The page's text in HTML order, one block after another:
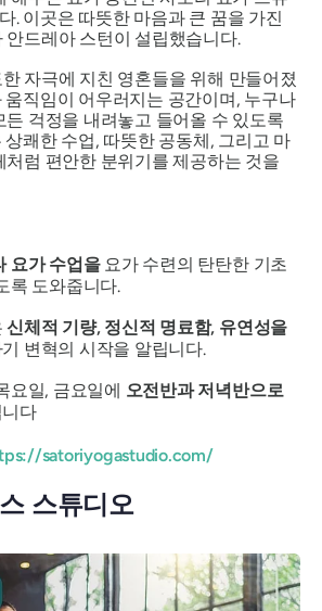
. 이곳은 따뜻한 마음과 큰 꿈을 가진
안드레아 스턴이 설립했습니다.
자극에 지친 영혼들을 위해 만들어졌
움직임이 어우러지는 공간이며, 누구나
든 걱정을 내려놓고 들어올 수 있도록
상쾌한 수업, 따뜻한 공동체, 그리고 마
처럼 편안한 분위기를 제공하는 것을
요가 수업을 요가 수련의 탄탄한 기초
록 도와줍니다.
신체적 기량, 정신적 명료함, 유연성을
변혁의 시작을 알립니다.
요일, 금요일에 오전반과 저녁반으로
다
satoriyogastudio.com/
스튜디오